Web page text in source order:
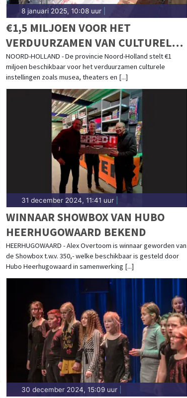
8 januari 2025, 10:08 uur|
€1,5 MILJOEN VOOR HET
VERDUURZAMEN VAN CULTURELE
INSTELLINGEN EN DORPS- EN
BUURTHUIZEN
NOORD-HOLLAND - De provincie Noord-Holland stelt €1
miljoen beschikbaar voor het verduurzamen culturele
instellingen zoals musea, theaters en [...]
31 december 2024, 11:41 uur|
WINNAAR SHOWBOX VAN HUBO
HEERHUGOWAARD BEKEND
HEERHUGOWAARD - Alex Overtoom is winnaar geworden van
de Showbox t.w.v. 350,- welke beschikbaar is gesteld door
Hubo Heerhugowaard in samenwerking [...]
30 december 2024, 15:09 uur|